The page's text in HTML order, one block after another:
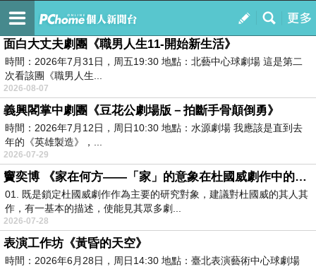
我的
訂閱
LULUSHARP
面白大丈夫劇團《職男人生11-開始新生活》
時間：2026年7月31日，周五19:30 地點：北藝中心球劇場 這是第二
次看該團《職男人生...
2026-08-07
義興閣掌中劇團《豆花公劇場版－拍斷手骨顛倒勇》
時間：2026年7月12日，周日10:30 地點：水源劇場 我應該是直到去
年的《英雄製造》，...
2026-07-29
竇奕博 《家在何方——「家」的意象在杜國威劇作中的展現與效用》閱讀筆記
01. 既是鎖定杜國威劇作作為主要的研究對象，建議對杜國威的其人其
作，有一基本的描述，使能見其眾多劇...
2026-07-28
表演工作坊《黃昏的天空》
時間：2026年6月28日，周日14:30 地點：臺北表演藝術中心球劇場